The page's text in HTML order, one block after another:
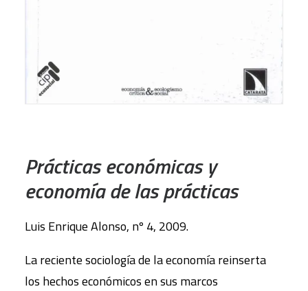
Prácticas económicas y
economía de las prácticas
Luis Enrique Alonso, nº 4, 2009.
La reciente sociología de la economía reinserta
los hechos económicos en sus marcos